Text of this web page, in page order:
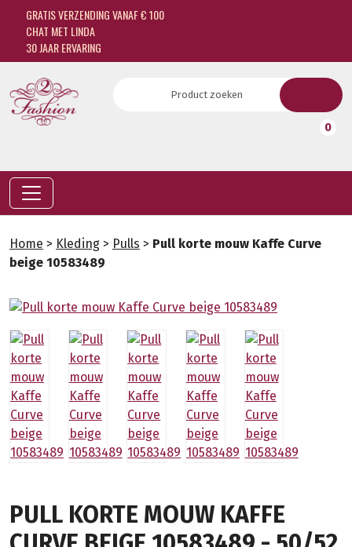
GRATIS VERZENDING VANAF € 100
CHAT MET LINDA
30 JAAR ERVARING
0
Home > Kleding > Pulls > Pull korte mouw Kaffe Curve
beige 10583489
PULL KORTE MOUW KAFFE